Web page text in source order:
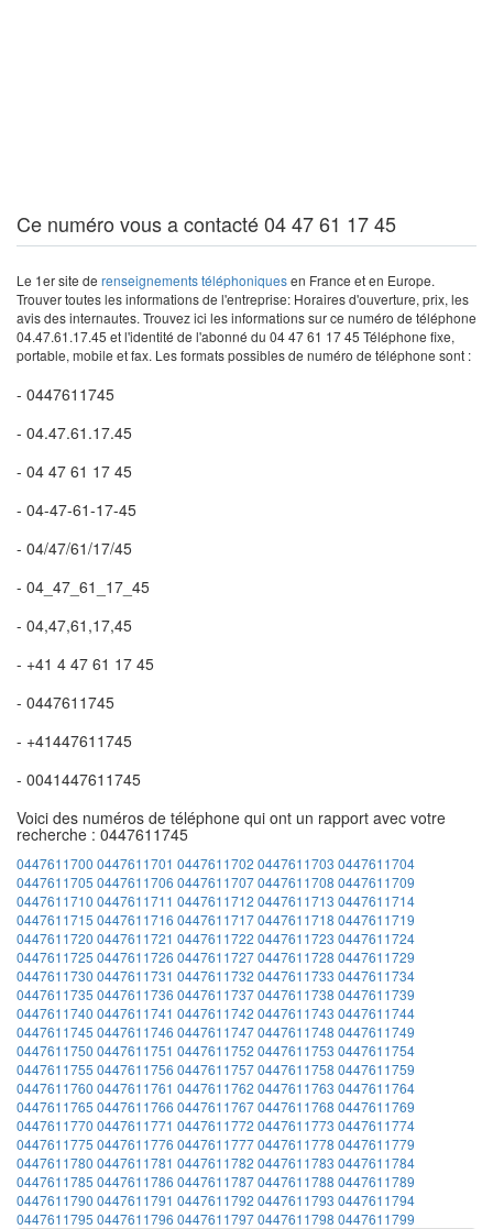
Ce numéro vous a contacté 04 47 61 17 45
Le 1er site de renseignements téléphoniquesen France et en Europe.
Trouver toutes les informations de l'entreprise: Horaires d'ouverture, prix, les
avis des internautes. Trouvez ici les informations sur ce numéro de téléphone
04.47.61.17.45 et l'identité de l'abonné du 04 47 61 17 45 Téléphone fixe,
portable, mobile et fax. Les formats possibles de numéro de téléphone sont :
- 0447611745
- 04.47.61.17.45
- 04 47 61 17 45
- 04-47-61-17-45
- 04/47/61/17/45
- 04_47_61_17_45
- 04,47,61,17,45
- +41 4 47 61 17 45
- 0447611745
- +41447611745
- 0041447611745
Voici des numéros de téléphone qui ont un rapport avec votre
recherche : 0447611745
0447611700 0447611701 0447611702 0447611703 0447611704
0447611705 0447611706 04476117070447611708 0447611709
0447611710 0447611711 0447611712 0447611713 0447611714
0447611715 0447611716 04476117170447611718 0447611719
0447611720 0447611721 0447611722 0447611723 0447611724
0447611725 0447611726 04476117270447611728 0447611729
0447611730 0447611731 0447611732 0447611733 0447611734
0447611735 0447611736 04476117370447611738 0447611739
0447611740 0447611741 0447611742 0447611743 0447611744
0447611745 0447611746 04476117470447611748 0447611749
0447611750 0447611751 0447611752 0447611753 0447611754
0447611755 0447611756 04476117570447611758 0447611759
0447611760 0447611761 0447611762 0447611763 0447611764
0447611765 0447611766 04476117670447611768 0447611769
0447611770 0447611771 0447611772 0447611773 0447611774
0447611775 0447611776 04476117770447611778 0447611779
0447611780 0447611781 0447611782 0447611783 0447611784
0447611785 0447611786 04476117870447611788 0447611789
0447611790 0447611791 0447611792 0447611793 0447611794
0447611795 0447611796 04476117970447611798 0447611799